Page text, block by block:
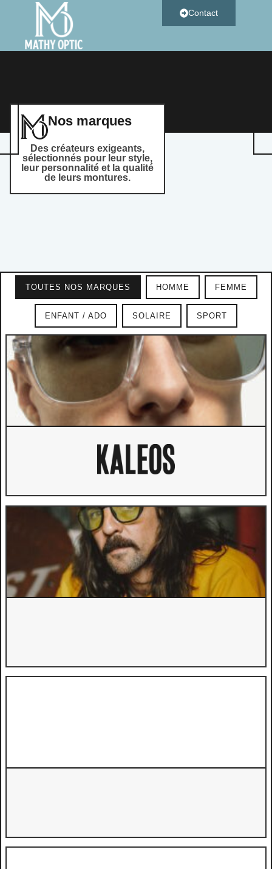
Contact
Nos marques
Des créateurs exigeants,
sélectionnés pour leur style,
leur personnalité et la qualité
de leurs montures.
TOUTES NOS MARQUES HOMME FEMME
ENFANT / ADO SOLAIRE SPORT